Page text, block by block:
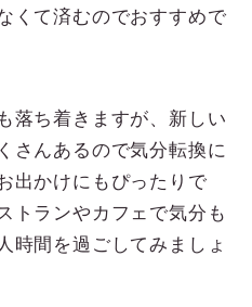
くて済むのでおすすめで
落ち着きますが、新しい
さんあるので気分転換に
出かけにもぴったりで
トランやカフェで気分も
時間を過ごしてみましょ